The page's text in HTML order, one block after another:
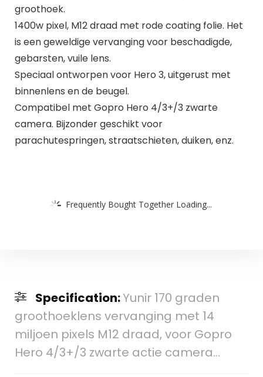
groothoek.
1400w pixel, M12 draad met rode coating folie. Het
is een geweldige vervanging voor beschadigde,
gebarsten, vuile lens.
Speciaal ontworpen voor Hero 3, uitgerust met
binnenlens en de beugel.
Compatibel met Gopro Hero 4/3+/3 zwarte
camera. Bijzonder geschikt voor
parachutespringen, straatschieten, duiken, enz.
Frequently Bought Together Loading...
Specification:Yunir 170 graden
groothoeklens vervanging met 14
miljoen pixels M12 draad, voor Gopro
Hero 4/3+/3 zwarte actie camera…